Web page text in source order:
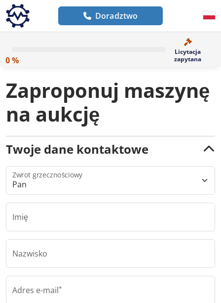
Doradztwo
0 %
Licytacja
zapytana
Zaproponuj maszynę
na aukcję
Twoje dane kontaktowe
Zwrot grzecznościowy
Imię
Nazwisko
Adres e-mail